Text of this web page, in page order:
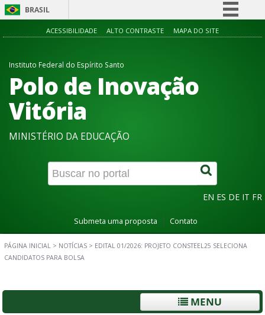
BRASIL
Simplifique!
Acesso à informação
ACESSIBILIDADE ALTO CONTRASTE MAPA DO SITE
Instituto Federal do Espírito Santo
Polo de Inovação
Vitória
MINISTÉRIO DA EDUCAÇÃO
EN ES DE IT FR
Submeta uma proposta Contato
PÁGINA INICIAL > NOTÍCIAS > EDITAL 01/2026: PROJETO CONSTEEL25 SELECIONA
CANDIDATOS PARA BOLSA
MENU